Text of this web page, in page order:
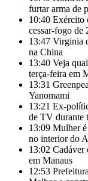
furtar arma de
10:40 Exército
cessar-fogo de
13:47 Virginia
na China
13:40 Veja
terça-feira em
13:31
Yanomami
13:21 Ex-
de TV durante
13:09 Mulher é
no interior do
13:02 Cadáver
em Manaus
12:53